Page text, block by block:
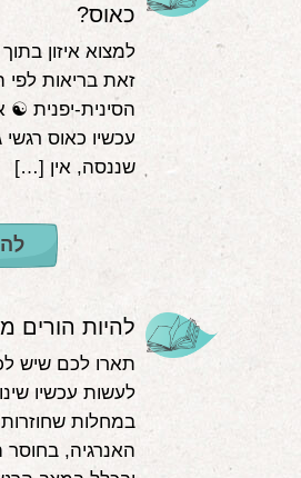
כאוס?
למצוא איזון
זאת בריאות לפי
הסינית-יפנית ☯️
עכשיו כאוס רגשי
שננסה, אין […]
להיות הורים
תארו לכם שיש
לעשות עכשיו
במחלות
האנרגיה,